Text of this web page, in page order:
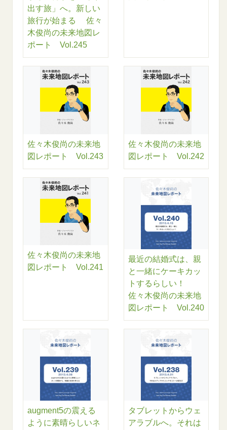
出す旅」へ。新しい
旅行が始まる 佐々
木俊尚の未来地図レ
ポート Vol.245
佐々木俊尚の未来地
図レポート Vol.243
佐々木俊尚の未来地
図レポート Vol.242
佐々木俊尚の未来地
図レポート Vol.241
最近の結婚式は、親
と一緒にケーキカッ
トするらしい！
佐々木俊尚の未来地
図レポート Vol.240
augment5の震える
ように素晴らしいネ
タブレットからウェ
アラブルへ。それは